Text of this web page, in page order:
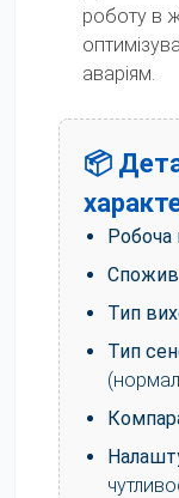
роботу в
аваріям.
📦
Робоча
Тип
Тип